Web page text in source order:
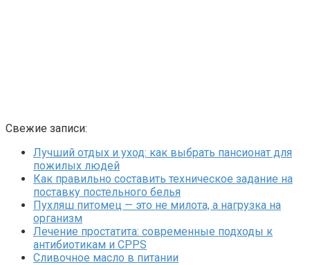
Свежие записи:
Лучший отдых и уход: как выбрать пансионат для
пожилых людей
Как правильно составить техническое задание на
поставку постельного белья
Пухляш питомец — это не милота, а нагрузка на
организм
Лечение простатита: современные подходы к
антибиотикам и CPPS
Сливочное масло в питании